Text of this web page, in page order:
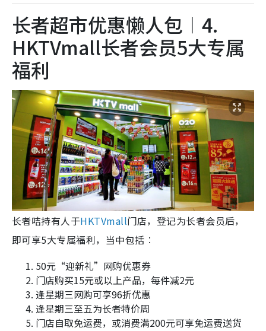
长者超市优惠懒人包︱4.
HKTVmall长者会员5大专属
福利
长者咭持有人于HKTVmall门店，登记为长者会员后，
即可享5大专属福利，当中包括︰
50元“迎新礼”网购优惠券
门店购买15元或以上产品，每件减2元
逢星期三网购可享96折优惠
逢星期三至五为长者特价周
门店自取免运费，或消费满200元可享免运费送货